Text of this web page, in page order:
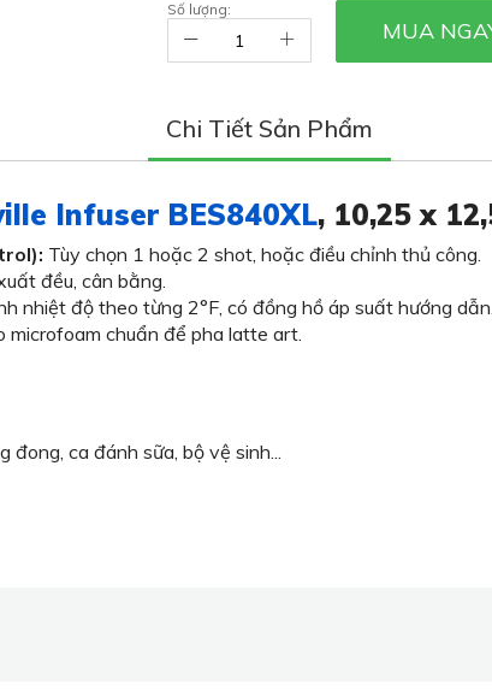
Số lượng:
MUA
Chi Tiết Sản Phẩm
Infuser BES840XL, 10,25 x
Tùy chọn 1 hoặc 2 shot, hoặc điều chỉnh thủ công.
đều, cân bằng.
nhiệt độ theo từng 2°F, có đồng hồ áp suất hướng
chuẩn để pha latte art.
đong, ca đánh sữa, bộ vệ sinh...